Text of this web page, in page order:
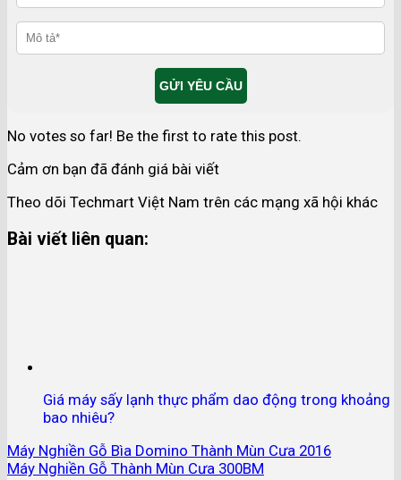
No votes so far! Be the first to rate this post.
Cảm ơn bạn đã đánh giá bài viết
Theo dõi Techmart Việt Nam trên các mạng xã hội khác
Bài viết liên quan:
Giá máy sấy lạnh thực phẩm dao động trong khoảng
bao nhiêu?
Máy Nghiền Gỗ Bìa Domino Thành Mùn Cưa 2016
Máy Nghiền Gỗ Thành Mùn Cưa 300BM